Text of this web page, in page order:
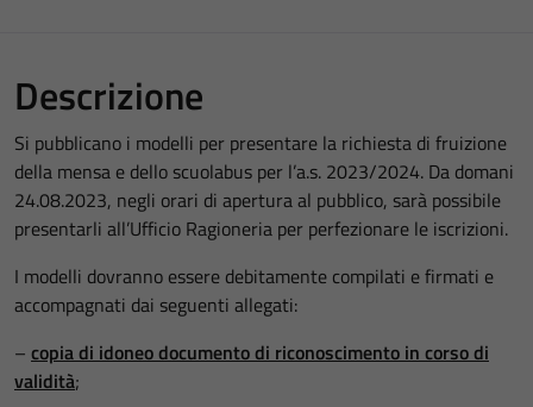
Descrizione
Si pubblicano i modelli per presentare la richiesta di fruizione
della mensa e dello scuolabus per l’a.s. 2023/2024. Da domani
24.08.2023, negli orari di apertura al pubblico, sarà possibile
presentarli all’Ufficio Ragioneria per perfezionare le iscrizioni.
I modelli dovranno essere debitamente compilati e firmati e
accompagnati dai seguenti allegati:
– copia di idoneo documento di riconoscimento in corso di
validità;